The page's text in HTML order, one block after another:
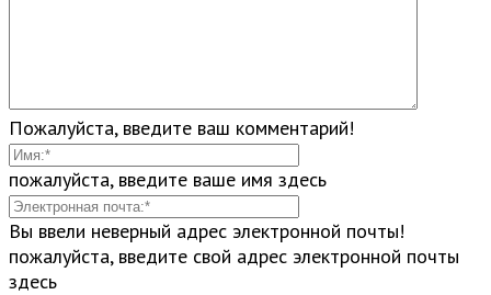
Пожалуйста, введите ваш комментарий!
пожалуйста, введите ваше имя здесь
Вы ввели неверный адрес электронной почты!
пожалуйста, введите свой адрес электронной почты
здесь